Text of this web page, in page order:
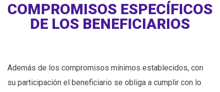
COMPROMISOS ESPECÍFICOS
DE LOS BENEFICIARIOS
Además de los compromisos mínimos establecidos, con
su participación el beneficiario se obliga a cumplir con lo